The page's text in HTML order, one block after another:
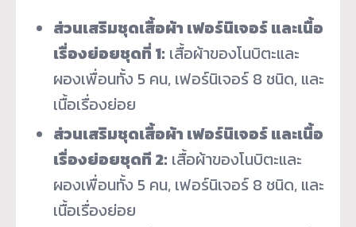
ส่วนเสริมชุดเสื้อผ้า เฟอร์นิเจอร์ และเนื้อ
เรื่องย่อยชุดที่ 1: เสื้อผ้าของโนบิตะและ
ผองเพื่อนทั้ง 5 คน, เฟอร์นิเจอร์ 8 ชนิด, และ
เนื้อเรื่องย่อย
ส่วนเสริมชุดเสื้อผ้า เฟอร์นิเจอร์ และเนื้อ
เรื่องย่อยชุดที 2: เสื้อผ้าของโนบิตะและ
ผองเพื่อนทั้ง 5 คน, เฟอร์นิเจอร์ 8 ชนิด, และ
เนื้อเรื่องย่อย